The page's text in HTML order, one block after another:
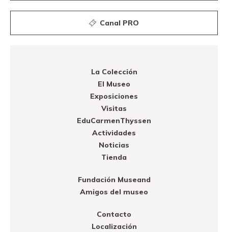
Canal PRO
La Colección
El Museo
Exposiciones
Visitas
EduCarmenThyssen
Actividades
Noticias
Tienda
Fundación Museand
Amigos del museo
Contacto
Localización